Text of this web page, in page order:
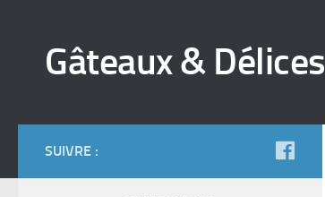
Gâteaux & Délices
SUIVRE :